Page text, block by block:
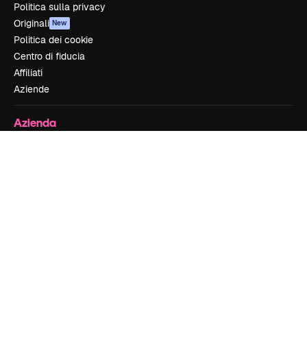
Politica sulla privacy
Originali New
Politica dei cookie
Centro di fiducia
Affiliati
Aziende
Azienda